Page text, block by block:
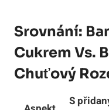
Srovnání:
Cukrem Vs.
Chuťový
S